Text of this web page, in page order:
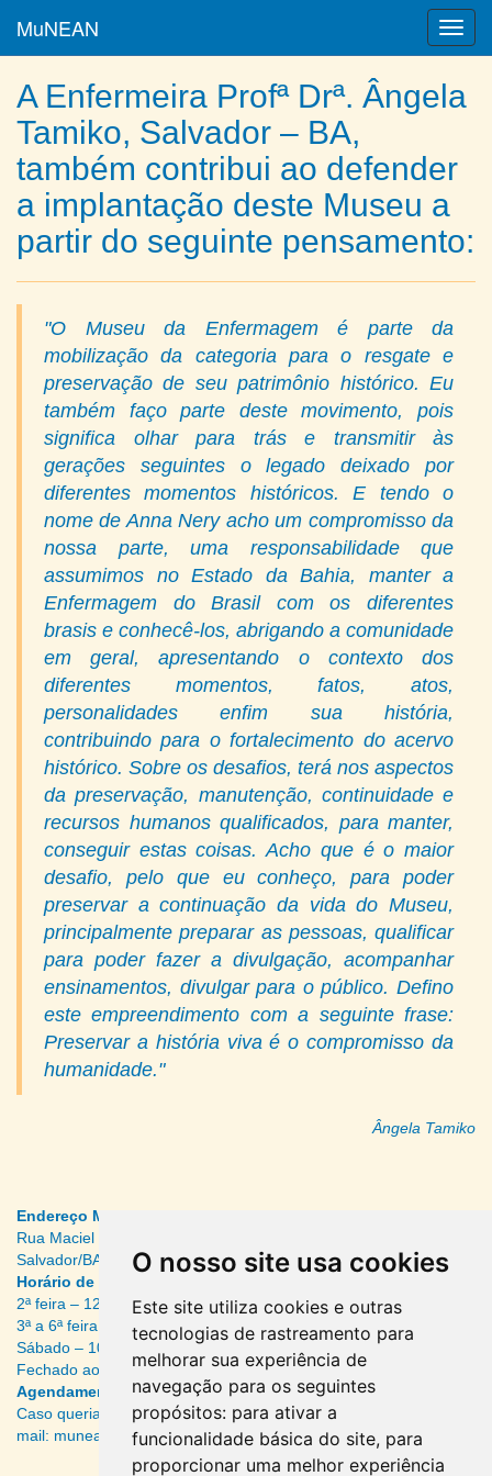
O nosso site usa cookies
Este site utiliza cookies e outras
tecnologias de rastreamento para
melhorar sua experiência de
navegação para os seguintes
propósitos: para ativar a
funcionalidade básica do site, para
proporcionar uma melhor experiência
MuNEAN
A Enfermeira Profª Drª. Ângela
Tamiko, Salvador – BA,
também contribui ao defender
a implantação deste Museu a
partir do seguinte pensamento:
"O Museu da Enfermagem é parte da
mobilização da categoria para o resgate e
preservação de seu patrimônio histórico. Eu
também faço parte deste movimento, pois
significa olhar para trás e transmitir às
gerações seguintes o legado deixado por
diferentes momentos históricos. E tendo o
nome de Anna Nery acho um compromisso da
nossa parte, uma responsabilidade que
assumimos no Estado da Bahia, manter a
Enfermagem do Brasil com os diferentes
brasis e conhecê-los, abrigando a comunidade
em geral, apresentando o contexto dos
diferentes momentos, fatos, atos,
personalidades enfim sua história,
contribuindo para o fortalecimento do acervo
histórico. Sobre os desafios, terá nos aspectos
da preservação, manutenção, continuidade e
recursos humanos qualificados, para manter,
conseguir estas coisas. Acho que é o maior
desafio, pelo que eu conheço, para poder
preservar a continuação da vida do Museu,
principalmente preparar as pessoas, qualificar
para poder fazer a divulgação, acompanhar
ensinamentos, divulgar para o público. Defino
este empreendimento com a seguinte frase:
Preservar a história viva é o compromisso da
humanidade."
Ângela Tamiko
Endereço MuNEAN
Rua Maciel de Cima, 5 – Pelourinho – Centro Histórico –
Salvador/BA – CEP: 40026-250
Horário de Funcionamento ao público
2ª feira – 12:00 às 17:00
3ª a 6ª feira – 9:00 às 17:00
Sábado – 10:00 às 13:00
Fechado aos domingos e feriados
Agendamento de visitas:
Caso queria agendar sua visita, pode ser realizado através do e-
mail: muneanagendamento@cofen.gov.br